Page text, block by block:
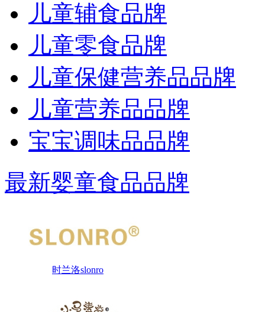
儿童辅食品牌
儿童零食品牌
儿童保健营养品品牌
儿童营养品品牌
宝宝调味品品牌
最新婴童食品品牌
时兰洛slonro